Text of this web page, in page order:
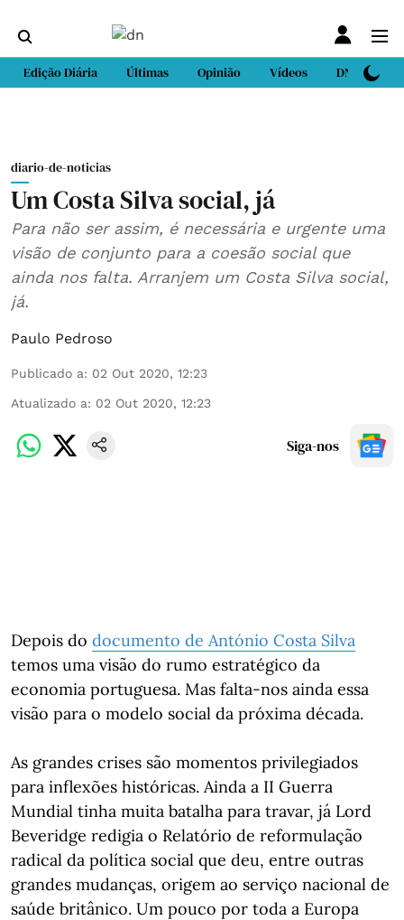
Edição Diária Últimas Opinião Vídeos DN Sport
diario-de-noticias
Um Costa Silva social, já
Para não ser assim, é necessária e urgente uma
visão de conjunto para a coesão social que
ainda nos falta. Arranjem um Costa Silva social,
já.
Paulo Pedroso
Publicado a: 02 Out 2020, 12:23
Atualizado a: 02 Out 2020, 12:23
Siga-nos
Depois do documento de António Costa Silva
temos uma visão do rumo estratégico da
economia portuguesa. Mas falta-nos ainda essa
visão para o modelo social da próxima década.
As grandes crises são momentos privilegiados
para inflexões históricas. Ainda a II Guerra
Mundial tinha muita batalha para travar, já Lord
Beveridge redigia o Relatório de reformulação
radical da política social que deu, entre outras
grandes mudanças, origem ao serviço nacional de
saúde britânico. Um pouco por toda a Europa